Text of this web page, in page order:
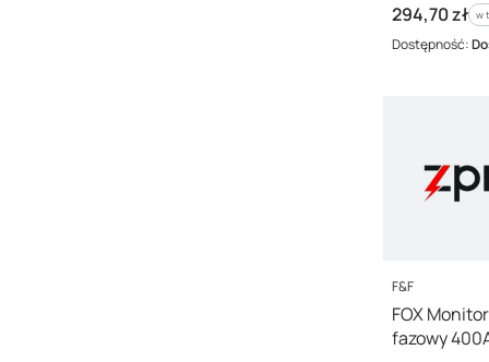
Cena brutto
294,70 zł w
w
Dostępność:
PRODUCENT
F&F
FOX
fazowy